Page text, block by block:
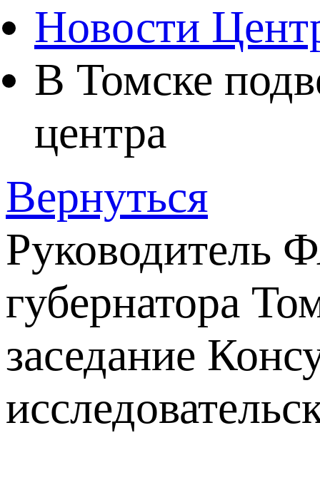
Новости
В Томске
центра
Вернуться
Руководитель
губернатора
заседание